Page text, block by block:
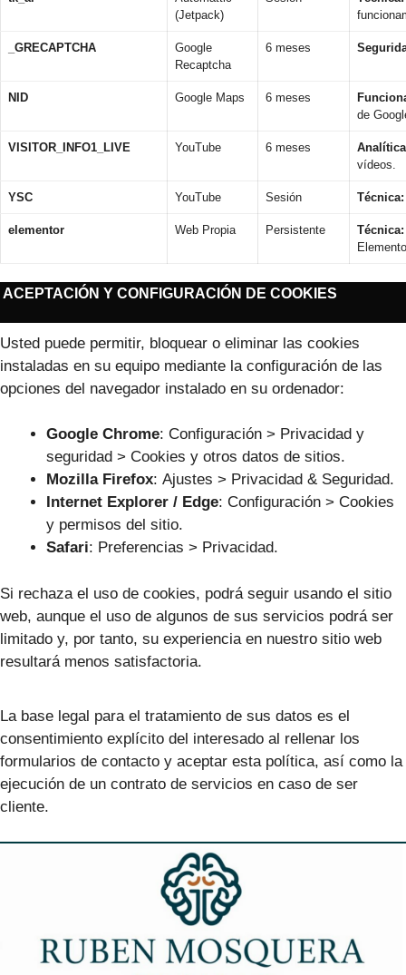
(Jetpack)
_GRECAPTCHA
Google
Recaptcha
6 meses
NID Google Maps 6 meses
de
VISITOR_INFO1_LIVE YouTube 6 meses
vídeos.
YSC YouTube Sesión Técnica:
elementor Web Propia Persistente Técnica:
ACEPTACIÓN Y CONFIGURACIÓN DE COOKIES
Usted puede permitir, bloquear o eliminar las cookies
instaladas en su equipo mediante la configuración de las
opciones del navegador instalado en su ordenador:
Google Chrome: Configuración > Privacidad y
seguridad > Cookies y otros datos de sitios.
Mozilla Firefox: Ajustes > Privacidad & Seguridad.
Internet Explorer / Edge: Configuración > Cookies
y permisos del sitio.
Safari: Preferencias > Privacidad.
Si rechaza el uso de cookies, podrá seguir usando el sitio
web, aunque el uso de algunos de sus servicios podrá ser
limitado y, por tanto, su experiencia en nuestro sitio web
resultará menos satisfactoria.
La base legal para el tratamiento de sus datos es el
consentimiento explícito del interesado al rellenar los
formularios de contacto y aceptar esta política, así como la
ejecución de un contrato de servicios en caso de ser
cliente.